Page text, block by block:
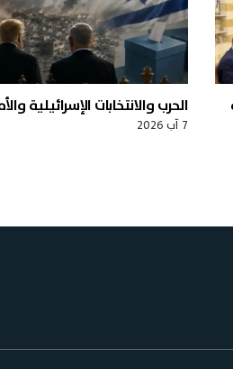
الحرب والانتخابات الإسرائيلية
7 آب 2026